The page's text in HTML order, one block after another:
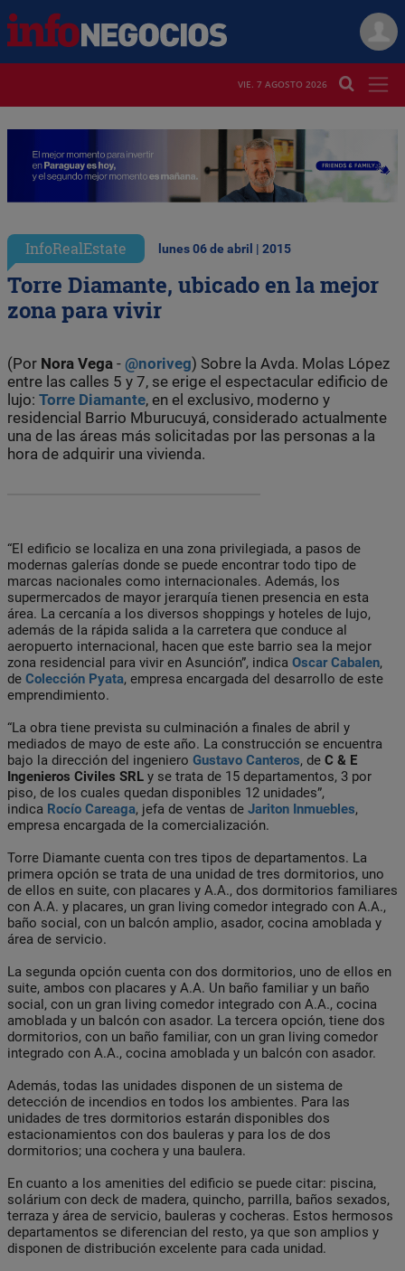
VIE. 7 AGOSTO 2026
InfoRealEstate lunes 06 de abril | 2015
Torre Diamante, ubicado en la mejor
zona para vivir
(Por Nora Vega - @noriveg) Sobre la Avda. Molas López
entre las calles 5 y 7, se erige el espectacular edificio de
lujo: Torre Diamante, en el exclusivo, moderno y
residencial Barrio Mburucuyá, considerado actualmente
una de las áreas más solicitadas por las personas a la
hora de adquirir una vivienda.
“El edificio se localiza en una zona privilegiada, a pasos de
modernas galerías donde se puede encontrar todo tipo de
marcas nacionales como internacionales. Además, los
supermercados de mayor jerarquía tienen presencia en esta
área. La cercanía a los diversos shoppings y hoteles de lujo,
además de la rápida salida a la carretera que conduce al
aeropuerto internacional, hacen que este barrio sea la mejor
zona residencial para vivir en Asunción”, indica Oscar Cabalen,
de Colección Pyata, empresa encargada del desarrollo de este
emprendimiento.
“La obra tiene prevista su culminación a finales de abril y
mediados de mayo de este año. La construcción se encuentra
bajo la dirección del ingeniero Gustavo Canteros, de C & E
Ingenieros Civiles SRL y se trata de 15 departamentos, 3 por
piso, de los cuales quedan disponibles 12 unidades”,
indica Rocío Careaga, jefa de ventas de Jariton Inmuebles,
empresa encargada de la comercialización.
Torre Diamante cuenta con tres tipos de departamentos. La
primera opción se trata de una unidad de tres dormitorios, uno
de ellos en suite, con placares y A.A., dos dormitorios familiares
con A.A. y placares, un gran living comedor integrado con A.A.,
baño social, con un balcón amplio, asador, cocina amoblada y
área de servicio.
La segunda opción cuenta con dos dormitorios, uno de ellos en
suite, ambos con placares y A.A. Un baño familiar y un baño
social, con un gran living comedor integrado con A.A., cocina
amoblada y un balcón con asador. La tercera opción, tiene dos
dormitorios, con un baño familiar, con un gran living comedor
integrado con A.A., cocina amoblada y un balcón con asador.
Además, todas las unidades disponen de un sistema de
detección de incendios en todos los ambientes. Para las
unidades de tres dormitorios estarán disponibles dos
estacionamientos con dos bauleras y para los de dos
dormitorios; una cochera y una baulera.
En cuanto a los amenities del edificio se puede citar: piscina,
solárium con deck de madera, quincho, parrilla, baños sexados,
terraza y área de servicio, bauleras y cocheras. Estos hermosos
departamentos se diferencian del resto, ya que son amplios y
disponen de distribución excelente para cada unidad.